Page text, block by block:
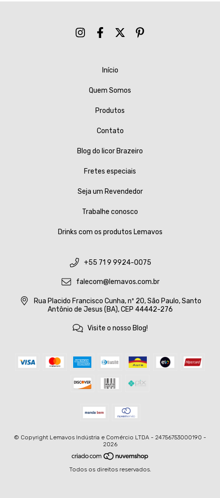
Início
Quem Somos
Produtos
Contato
Blog do licor Brazeiro
Fretes especiais
Seja um Revendedor
Trabalhe conosco
Drinks com os produtos Lemavos
+55 71 9 9924-0075
falecom@lemavos.com.br
Rua Placido Francisco Cunha, nº 20, São Paulo, Santo
Antônio de Jesus (BA), CEP 44442-276
Visite o nosso Blog!
© Copyright Lemavos Indústria e Comércio LTDA - 24756753000190 -
2026
Todos os direitos reservados.